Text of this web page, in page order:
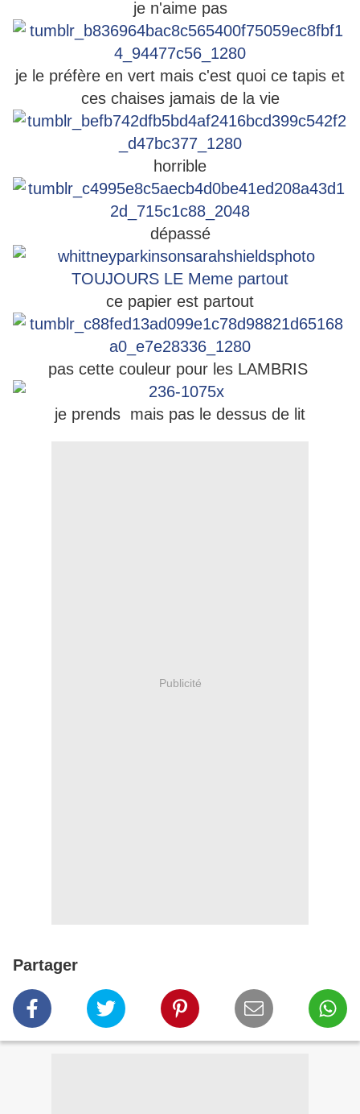
je n'aime pas
je le préfère en vert mais c'est quoi ce tapis et
ces chaises jamais de la vie
horrible
dépassé
ce papier est partout
pas cette couleur pour les LAMBRIS
je prends mais pas le dessus de lit
Publicité
Partager